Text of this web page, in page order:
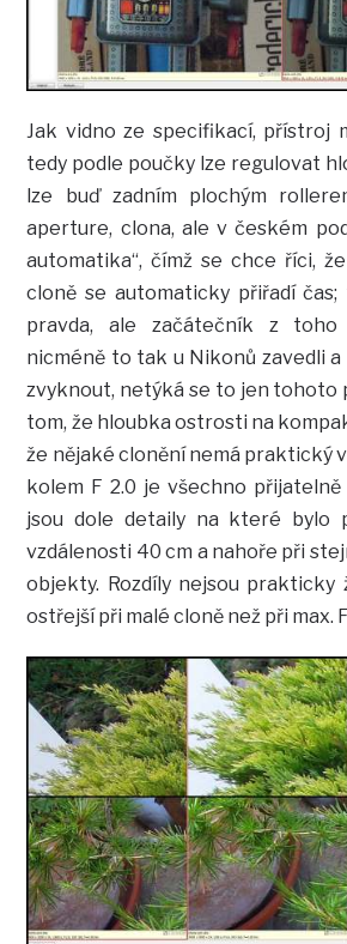
Jak vidno ze specifikací, přístroj
tedy podle poučky lze regulovat
lze buď zadním plochým
aperture, clona, ale v českém
automatika“, čímž se chce říci,
cloně se automaticky přiřadí čas;
pravda, ale začátečník z toho
nicméně to tak u Nikonů zavedli a
zvyknout, netýká se to jen tohoto
tom, že hloubka ostrosti na
že nějaké clonění nemá praktický
kolem F 2.0 je všechno
jsou dole detaily na které bylo
vzdálenosti 40 cm a nahoře při
objekty. Rozdíly nejsou prakticky
ostřejší při malé cloně než při max.